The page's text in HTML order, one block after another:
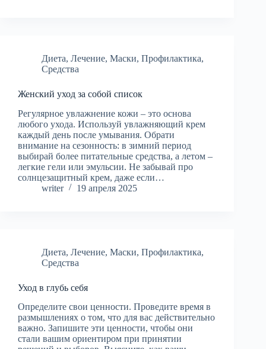
Диета, Лечение, Маски, Профилактика,
Средства
Женский уход за собой список
Регулярное увлажнение кожи – это основа
любого ухода. Используй увлажняющий крем
каждый день после умывания. Обрати
внимание на сезонность: в зимний период
выбирай более питательные средства, а летом –
легкие гели или эмульсии. Не забывай про
солнцезащитный крем, даже если…
writer
19 апреля 2025
Диета, Лечение, Маски, Профилактика,
Средства
Уход в глубь себя
Определите свои ценности. Проведите время в
размышлениях о том, что для вас действительно
важно. Запишите эти ценности, чтобы они
стали вашим ориентиром при принятии